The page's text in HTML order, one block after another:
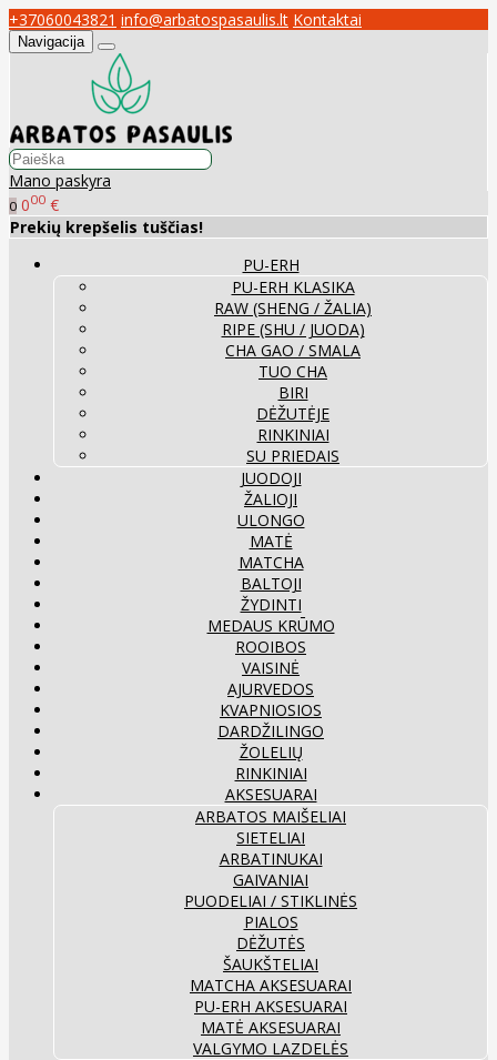
+37060043821 info@arbatospasaulis.lt Kontaktai
Navigacija
Mano paskyra
0 000 €
Prekių krepšelis tuščias!
PU-ERH
PU-ERH KLASIKA
RAW (SHENG / ŽALIA)
RIPE (SHU / JUODA)
CHA GAO / SMALA
TUO CHA
BIRI
DĖŽUTĖJE
RINKINIAI
SU PRIEDAIS
JUODOJI
ŽALIOJI
ULONGO
MATĖ
MATCHA
BALTOJI
ŽYDINTI
MEDAUS KRŪMO
ROOIBOS
VAISINĖ
AJURVEDOS
KVAPNIOSIOS
DARDŽILINGO
ŽOLELIŲ
RINKINIAI
AKSESUARAI
ARBATOS MAIŠELIAI
SIETELIAI
ARBATINUKAI
GAIVANIAI
PUODELIAI / STIKLINĖS
PIALOS
DĖŽUTĖS
ŠAUKŠTELIAI
MATCHA AKSESUARAI
PU-ERH AKSESUARAI
MATĖ AKSESUARAI
VALGYMO LAZDELĖS